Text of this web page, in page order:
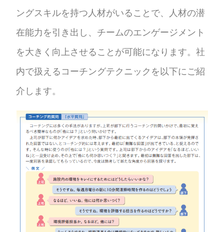
ングスキルを持つ人材がいることで、人材の潜
在能力を引き出し、チームのエンゲージメント
を大きく向上させることが可能になります。社
内で扱えるコーチングテクニックを以下にご紹
介します。